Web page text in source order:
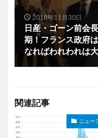
2018年11月30日
日産・ゴーン前会
期！フランス政府
なればわれわれは
関連記事
ニュー